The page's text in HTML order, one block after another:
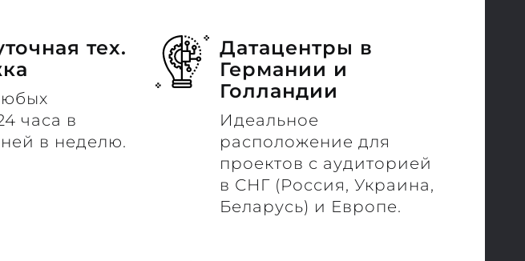
тех.
часа в
в неделю.
Датацентры в
Германии и
Голландии
Идеальное
расположение для
проектов с аудиторией
в СНГ (Россия, Украина,
Беларусь) и Европе.